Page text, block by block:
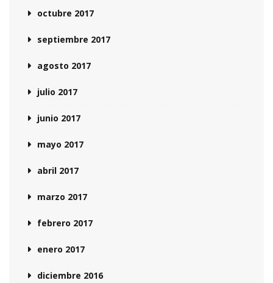
octubre 2017
septiembre 2017
agosto 2017
julio 2017
junio 2017
mayo 2017
abril 2017
marzo 2017
febrero 2017
enero 2017
diciembre 2016